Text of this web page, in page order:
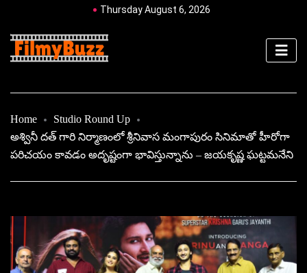
Thursday August 6, 2026
Home
Studio Round Up
అశ్వినీ దత్ గారి నిర్మాణంలో శ్రీనివాస మంగాపురం సినిమాతో హీరోగా
పరిచయం కావడం అదృష్టంగా భావిస్తున్నాను – జయకృష్ణ ఘట్టమనేని